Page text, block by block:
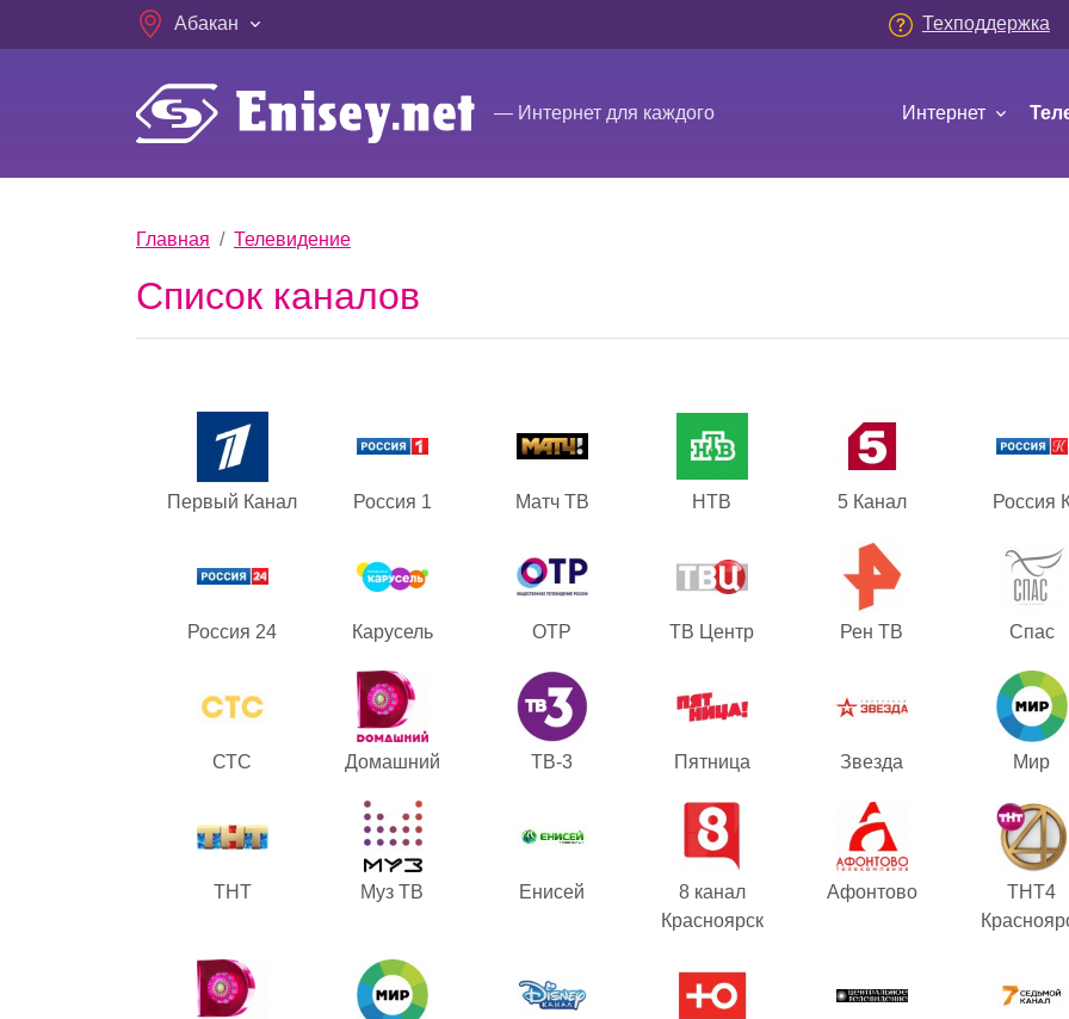
Skip to main content
Абакан Техподдержка
— Интернет для каждого Main
Интернет
Breadcrumb
Главная Телевидение
Список каналов
Первый Канал Россия 1 Матч ТВ НТВ 5 Канал Россия
Россия 24 Карусель ОТР ТВ Центр Рен ТВ Спас
СТС Домашний ТВ-3 Пятница Звезда Мир
ТНТ Муз ТВ Енисей
8 канал
Красноярск
Афонтово
ТНТ4